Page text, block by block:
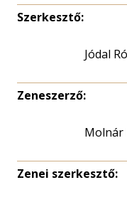
Szerkesztő:
Jódal
Zeneszerző:
Molnár
Zenei szerkesztő: